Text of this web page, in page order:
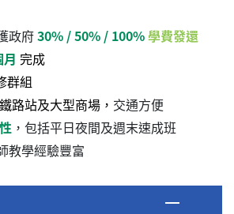
政府30% / 50% / 100%學費發還
完成
群組
路站及大型商場， 交通方便
，包括平日夜間及週末速成班
教學經驗豐富